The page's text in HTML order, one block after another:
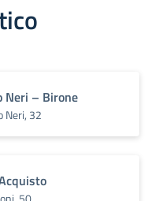
Neri – Birone
Neri, 32